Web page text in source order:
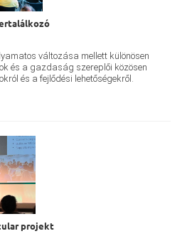
változása mellett különösen
és a gazdaság szereplői közösen
és a fejlődési lehetőségekről.
projekt